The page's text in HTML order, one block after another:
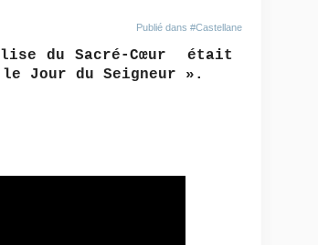
Publié dans #Castellane
du Sacré-Cœur était
Jour du Seigneur ».